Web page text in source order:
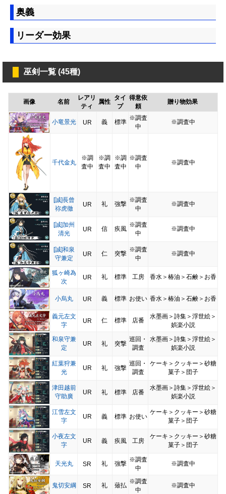
奥義
リーダー効果
巫剣一覧 (45種)
画像 名前
レアリ
ティ
属性
タイ
プ
得意依
頼
贈り物効果
小竜景光 UR 義 標準
※調査
中
※調査中
千代金丸
※調
査中
※調
査中
※調
査中
※調査
中
※調査中
[誠]長曾
祢虎徹
UR 礼 強撃
※調査
中
※調査中
[誠]加州
清光
UR 信 疾風
※調査
中
※調査中
[誠]和泉
守兼定
UR 仁 突撃
※調査
中
※調査中
狐ヶ崎為
次
UR 礼 標準 工房 香水＞椿油＞石鹸＞お香
小烏丸 UR 義 標準 お使い 香水＞椿油＞石鹸＞お香
義元左文
字
UR 仁 標準 店番
水墨画＞詩集＞浮世絵＞
娯楽小説
和泉守兼
定
UR 礼 突撃
巡回・
調査
水墨画＞詩集＞浮世絵＞
娯楽小説
紅葉狩兼
光
UR 礼 強撃
巡回・
調査
ケーキ＞クッキー＞砂糖
菓子＞団子
津田越前
守助廣
UR 礼 標準 店番
水墨画＞詩集＞浮世絵＞
娯楽小説
江雪左文
字
UR 義 標準 お使い
ケーキ＞クッキー＞砂糖
菓子＞団子
小夜左文
字
UR 義 疾風 工房
ケーキ＞クッキー＞砂糖
菓子＞団子
天光丸 SR 礼 強撃
※調査
中
※調査中
鬼切安綱 SR 礼 薙払
※調査
中
※調査中